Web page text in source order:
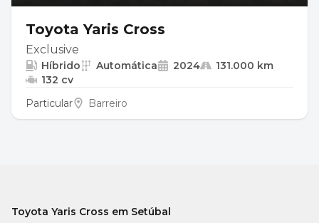
Toyota Yaris Cross
Exclusive
Híbrido Automática 2024
131.000 km
132 cv
Particular
Barreiro
Toyota Yaris Cross em Setúbal